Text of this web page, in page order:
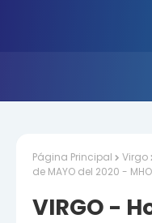
Página Principal Virgo
de MAYO del 2020 -
VIRGO -